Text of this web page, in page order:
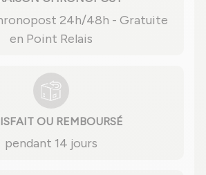
24h/48h - Gratuite
en Point Relais
OU REMBOURSÉ
pendant 14 jours